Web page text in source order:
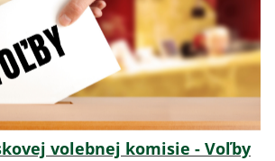
volebnej komisie - Voľby